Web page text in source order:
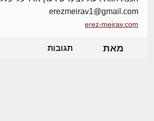
erezmeirav1@gmail.com
erez-meirav.com
מאת תגובות